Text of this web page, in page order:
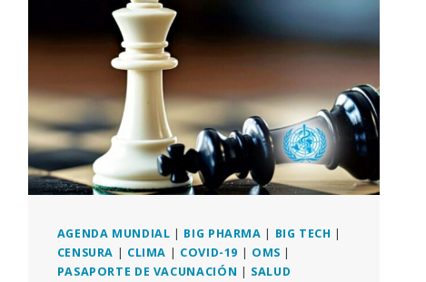
AGENDA MUNDIAL | BIG PHARMA | BIG TECH |
CENSURA | CLIMA | COVID-19 | OMS |
PASAPORTE DE VACUNACIÓN | SALUD